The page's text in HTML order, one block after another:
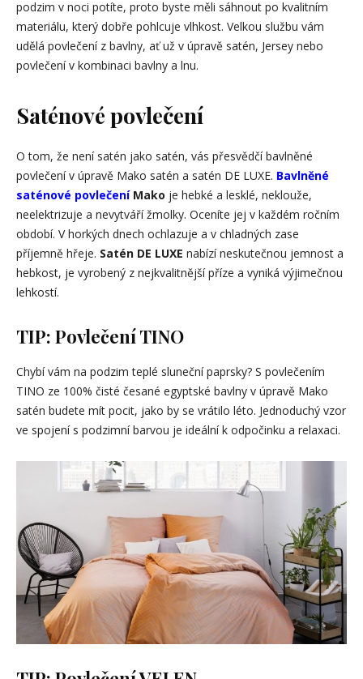
podzim v noci potíte, proto byste měli sáhnout po kvalitním
materiálu, který dobře pohlcuje vlhkost. Velkou službu vám
udělá povlečení z bavlny, ať už v úpravě satén, Jersey nebo
povlečení v kombinaci bavlny a lnu.
Saténové povlečení
O tom, že není satén jako satén, vás přesvědčí bavlněné
povlečení v úpravě Mako satén a satén DE LUXE. Bavlněné
saténové povlečení Mako je hebké a lesklé, neklouže,
neelektrizuje a nevytváří žmolky. Oceníte jej v každém ročním
období. V horkých dnech ochlazuje a v chladných zase
příjemně hřeje. Satén DE LUXE nabízí neskutečnou jemnost a
hebkost, je vyrobený z nejkvalitnější příze a vyniká výjimečnou
lehkostí.
TIP: Povlečení TINO
Chybí vám na podzim teplé sluneční paprsky? S povlečením
TINO ze 100% čisté česané egyptské bavlny v úpravě Mako
satén budete mít pocit, jako by se vrátilo léto. Jednoduchý vzor
ve spojení s podzimní barvou je ideální k odpočinku a relaxaci.